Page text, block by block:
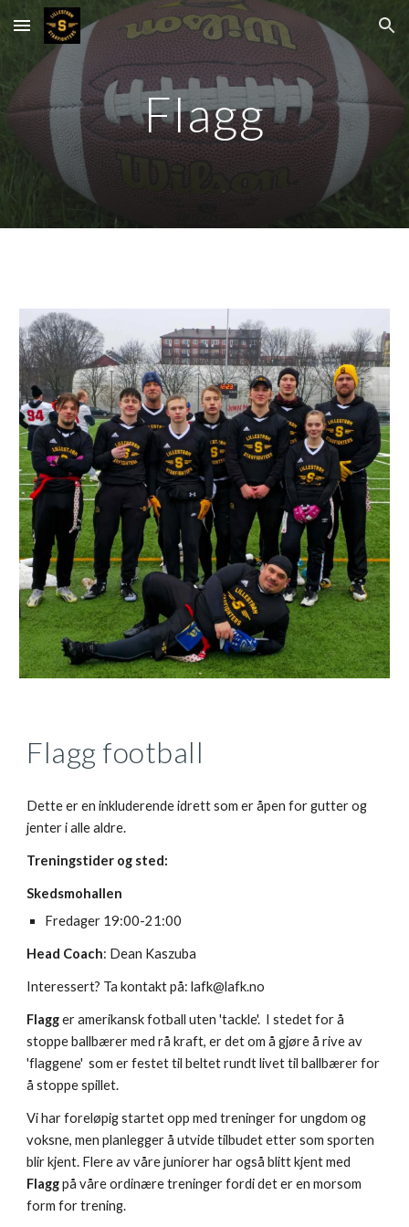
Skip to main content Skip to navigation
Flagg
Flagg football
Dette er en inkluderende idrett som er åpen for gutter og
jenter i alle aldre.
Treningstider og sted:
Skedsmohallen
Fredager 19:00-21:00
Head Coach: Dean Kaszuba
Interessert? Ta kontakt på: lafk@lafk.no
Flagger amerikansk fotball uten 'tackle'. I stedet for å
stoppe ballbærer med rå kraft, er det om å gjøre å rive av
'flaggene' som er festet til beltet rundt livet til ballbærer for
å stoppe spillet.
Vi har foreløpig startet opp med treninger for ungdom og
voksne, men planlegger å utvide tilbudet etter som sporten
blir kjent. Flere av våre juniorer har også blitt kjent med
Flaggpå våre ordinære treninger fordi det er en morsom
form for trening.